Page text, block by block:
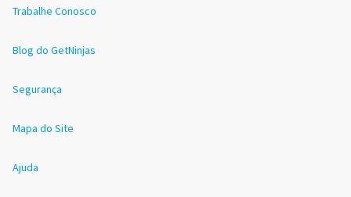
Trabalhe Conosco
Blog do GetNinjas
Segurança
Mapa do Site
Ajuda